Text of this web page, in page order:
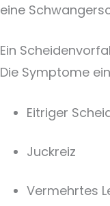
eine
Ein
Die Symptome
Eitriger
Juckreiz
Vermehrtes